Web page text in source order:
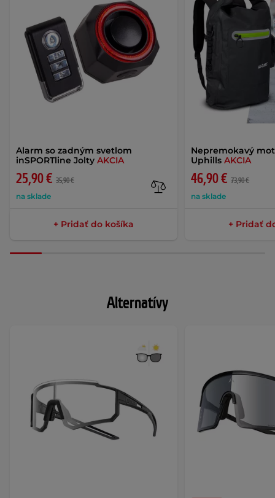
Alarm so zadným svetlom
inSPORTline Jolty AKCIA
25,90 € 35,90 €
na sklade
+ Pridať do košíka
Nepremokavý
UphillsAKCIA
46,90 € 73,90 €
na sklade
+ Pridať
Alternatívy